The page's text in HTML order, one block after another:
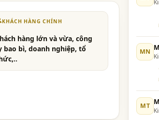
KHÁCH HÀNG CHÍNH
hàng lớn và vừa, công
bao bì, doanh nghiệp, tổ
MN
MT